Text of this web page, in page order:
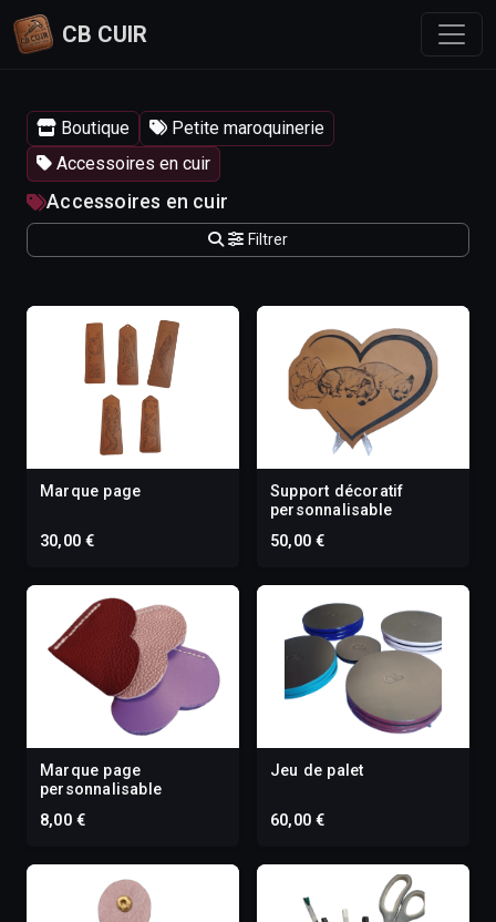
CB CUIR
Boutique
Petite maroquinerie
Accessoires en cuir
Accessoires en cuir
Filtrer
Marque page
30,00 €
Support décoratif
personnalisable
50,00 €
Marque page
personnalisable
8,00 €
Jeu de palet
60,00 €